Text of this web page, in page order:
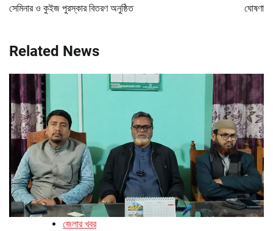
সেমিনার ও কুইজ পুরস্কার বিতরণ অনুষ্ঠিত
ঘোষণা
Related News
জেলার খবর